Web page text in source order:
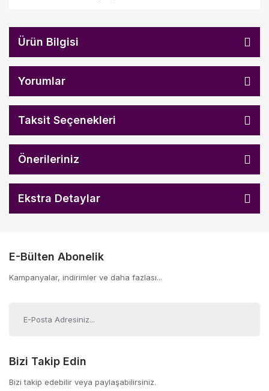
Ürün Bilgisi
Yorumlar
Taksit Seçenekleri
Önerileriniz
Ekstra Detaylar
E-Bülten Abonelik
Kampanyalar, indirimler ve daha fazlası...
Bizi Takip Edin
Bizi takip edebilir veya paylaşabilirsiniz.